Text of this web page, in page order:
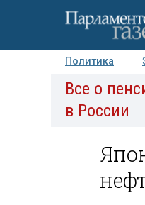
Политика
Авторы
Все о
в России